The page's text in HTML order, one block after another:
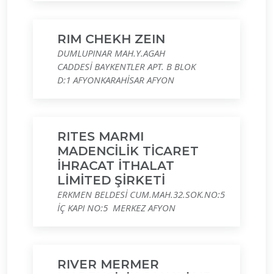
RIM CHEKH ZEIN
DUMLUPINAR MAH.Y.AGAH
CADDESİ BAYKENTLER APT. B BLOK
D:1 AFYONKARAHİSAR AFYON
RITES MARMI
MADENCİLİK TİCARET
İHRACAT İTHALAT
LİMİTED ŞİRKETİ
ERKMEN BELDESİ CUM.MAH.32.SOK.NO:5
İÇ KAPI NO:5 MERKEZ AFYON
RIVER MERMER